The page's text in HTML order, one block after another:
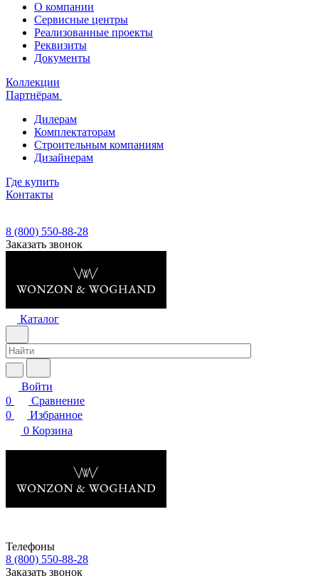
О компании
Сервисные центры
Реализованные проекты
Реквизиты
Документы
Коллекции
Партнёрам
Дилерам
Комплектаторам
Строительным компаниям
Дизайнерам
Где купить
Контакты
8 (800) 550-88-28
Заказать звонок
Каталог
Войти
0
Сравнение
0
Избранное
0 Корзина
Телефоны
8 (800) 550-88-28
Заказать звонок